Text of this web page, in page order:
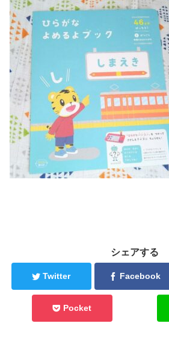
シェアする
Twitter Facebook
Pocket